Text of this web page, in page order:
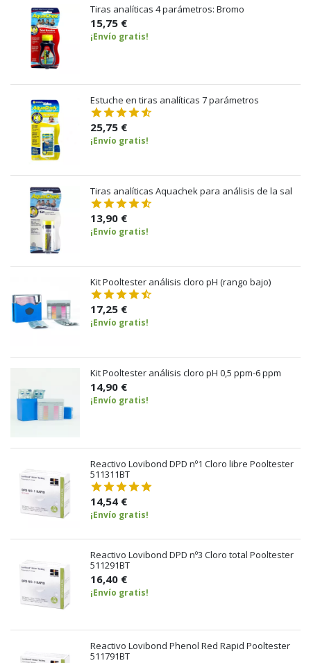
Tiras analíticas 4 parámetros: Bromo
15,75 €
¡Envío gratis!
Estuche en tiras analíticas 7 parámetros
25,75 €
¡Envío gratis!
Tiras analíticas Aquachek para análisis de la sal
13,90 €
¡Envío gratis!
Kit Pooltester análisis cloro pH (rango bajo)
17,25 €
¡Envío gratis!
Kit Pooltester análisis cloro pH 0,5 ppm-6 ppm
14,90 €
¡Envío gratis!
Reactivo Lovibond DPD nº1 Cloro libre Pooltester
511311BT
14,54 €
¡Envío gratis!
Reactivo Lovibond DPD nº3 Cloro total Pooltester
511291BT
16,40 €
¡Envío gratis!
Reactivo Lovibond Phenol Red Rapid Pooltester
511791BT